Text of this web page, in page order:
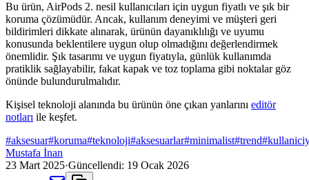
Bu ürün, AirPods 2. nesil kullanıcıları için uygun fiyatlı ve şık bir
koruma çözümüdür. Ancak, kullanım deneyimi ve müşteri geri
bildirimleri dikkate alınarak, ürünün dayanıklılığı ve uyumu
konusunda beklentilere uygun olup olmadığını değerlendirmek
önemlidir. Şık tasarımı ve uygun fiyatıyla, günlük kullanımda
pratiklik sağlayabilir, fakat kapak ve toz toplama gibi noktalar göz
önünde bulundurulmalıdır.
Kişisel teknoloji alanında bu ürünün öne çıkan yanlarını editör
notları ile keşfet.
#aksesuar#koruma#teknoloji#aksesuarlar#minimalist#trend#
Mustafa İnan
23 Mart 2025·Güncellendi: 19 Ocak 2026